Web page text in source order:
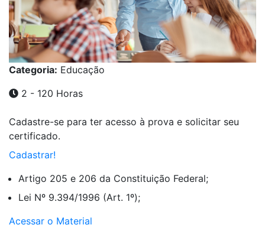
Categoria: Educação
2 - 120 Horas
Cadastre-se para ter acesso à prova e solicitar seu
certificado.
Cadastrar!
Artigo 205 e 206 da Constituição Federal;
Lei Nº 9.394/1996 (Art. 1º);
Acessar o Material